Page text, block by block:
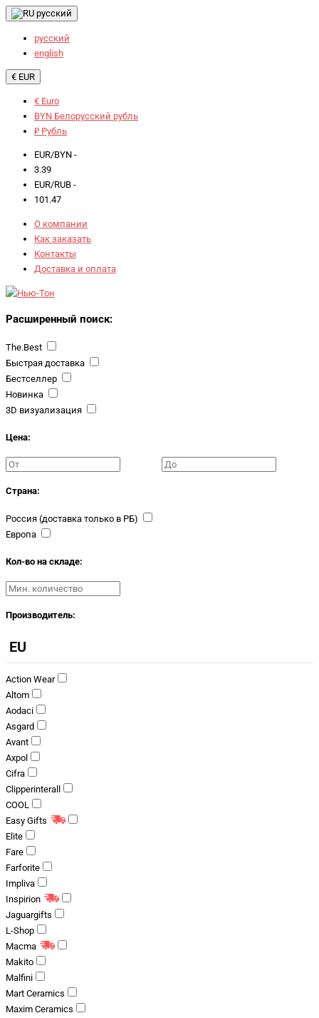
русский
русский
english
€ EUR
€ Euro
BYN Белорусский рубль
₽ Рубль
EUR/BYN -
3.39
EUR/RUB -
101.47
О компании
Как заказать
Контакты
Доставка и оплата
Расширенный поиск:
The.Best
Быстрая доставка
Бестселлер
Новинка
3D визуализация
Цена:
Страна:
Россия (доставка только в РБ)
Европа
Кол-во на складе:
Производитель:
EU
Action Wear
Altom
Aodaci
Asgard
Avant
Axpol
Cifra
Clipperinterall
COOL
Easy Gifts
Elite
Fare
Farforite
Impliva
Inspirion
Jaguargifts
L-Shop
Macma
Makito
Malfini
Mart Ceramics
Maxim Ceramics